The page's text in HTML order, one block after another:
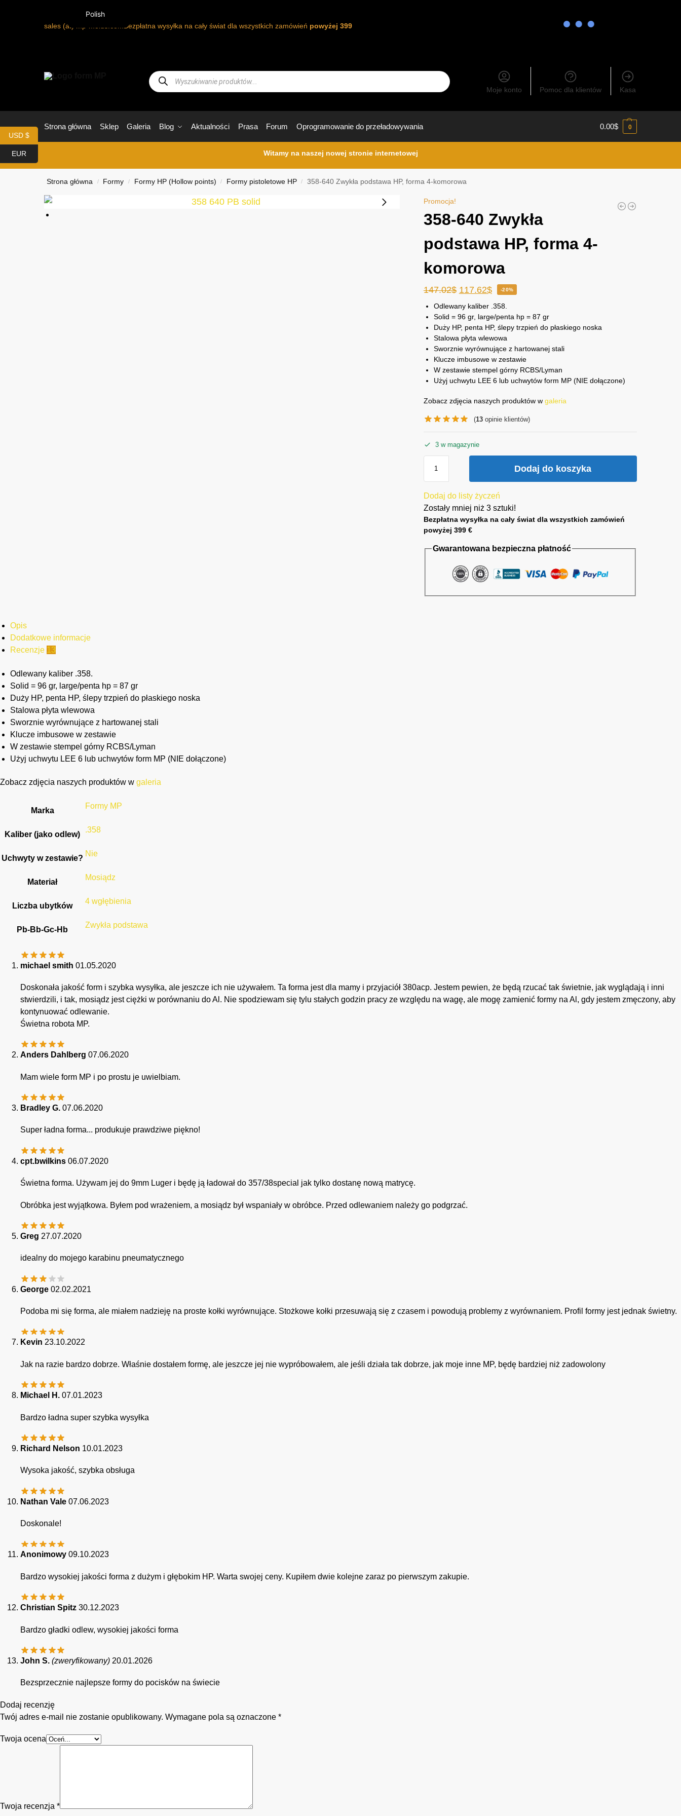
sales (at) mp-molds.com Bezpłatna wysyłka na cały świat dla wszystkich zamówień powyżej 399
Moje konto Pomoc dla klientów Kasa
Strona główna Sklep Galeria Blog Aktualności Prasa Forum Oprogramowanie do przeładowywania 0.00$ 0
Witamy na naszej nowej stronie internetowej
Strona główna / Formy / Formy HP (Hollow points) / Formy pistoletowe HP / 358-640 Zwykła podstawa HP, forma 4-komorowa
Promocja!
358-640 Zwykła
podstawa HP, forma 4-
komorowa
147.02$ 117.62$ -20%
Odlewany kaliber .358.
Solid = 96 gr, large/penta hp = 87 gr
Duży HP, penta HP, ślepy trzpień do płaskiego noska
Stalowa płyta wlewowa
Sworznie wyrównujące z hartowanej stali
Klucze imbusowe w zestawie
W zestawie stempel górny RCBS/Lyman
Użyj uchwytu LEE 6 lub uchwytów form MP (NIE dołączone)
Zobacz zdjęcia naszych produktów w galeria
(13 opinie klientów)
3 w magazynie
Dodaj do koszyka
Dodaj do listy życzeń
Zostały mniej niż 3 sztuki!
Bezpłatna wysyłka na cały świat dla wszystkich zamówień
powyżej 399 €
Gwarantowana bezpieczna płatność
Opis
Dodatkowe informacje
Recenzje 13
Odlewany kaliber .358.
Solid = 96 gr, large/penta hp = 87 gr
Duży HP, penta HP, ślepy trzpień do płaskiego noska
Stalowa płyta wlewowa
Sworznie wyrównujące z hartowanej stali
Klucze imbusowe w zestawie
W zestawie stempel górny RCBS/Lyman
Użyj uchwytu LEE 6 lub uchwytów form MP (NIE dołączone)
Zobacz zdjęcia naszych produktów w galeria
Marka
Formy MP
Kaliber (jako odlew)
.358
Uchwyty w zestawie?
Nie
Materiał
Mosiądz
Liczba ubytków
4 wgłębienia
Pb-Bb-Gc-Hb
Zwykła podstawa
michael smith 01.05.2020
Doskonała jakość form i szybka wysyłka, ale jeszcze ich nie używałem. Ta forma jest dla mamy i przyjaciół 380acp. Jestem pewien, że będą rzucać tak świetnie, jak wyglądają i inni
stwierdzili, i tak, mosiądz jest ciężki w porównaniu do Al. Nie spodziewam się tylu stałych godzin pracy ze względu na wagę, ale mogę zamienić formy na Al, gdy jestem zmęczony, aby
kontynuować odlewanie.
Świetna robota MP.
Anders Dahlberg 07.06.2020
Mam wiele form MP i po prostu je uwielbiam.
Bradley G. 07.06.2020
Super ładna forma... produkuje prawdziwe piękno!
cpt.bwilkins 06.07.2020
Świetna forma. Używam jej do 9mm Luger i będę ją ładował do 357/38special jak tylko dostanę nową matrycę.
Obróbka jest wyjątkowa. Byłem pod wrażeniem, a mosiądz był wspaniały w obróbce. Przed odlewaniem należy go podgrzać.
Greg 27.07.2020
idealny do mojego karabinu pneumatycznego
George 02.02.2021
Podoba mi się forma, ale miałem nadzieję na proste kołki wyrównujące. Stożkowe kołki przesuwają się z czasem i powodują problemy z wyrównaniem. Profil formy jest jednak świetny.
Kevin 23.10.2022
Jak na razie bardzo dobrze. Właśnie dostałem formę, ale jeszcze jej nie wypróbowałem, ale jeśli działa tak dobrze, jak moje inne MP, będę bardziej niż zadowolony
Michael H. 07.01.2023
Bardzo ładna super szybka wysyłka
Richard Nelson 10.01.2023
Wysoka jakość, szybka obsługa
Nathan Vale 07.06.2023
Doskonale!
Anonimowy 09.10.2023
Bardzo wysokiej jakości forma z dużym i głębokim HP. Warta swojej ceny. Kupiłem dwie kolejne zaraz po pierwszym zakupie.
Christian Spitz 30.12.2023
Bardzo gładki odlew, wysokiej jakości forma
John S. (zweryfikowany) 20.01.2026
Bezsprzecznie najlepsze formy do pocisków na świecie
Dodaj recenzję
Twój adres e-mail nie zostanie opublikowany. Wymagane pola są oznaczone *
Twoja ocena
Twoja recenzja *
USD $
EUR
Polish